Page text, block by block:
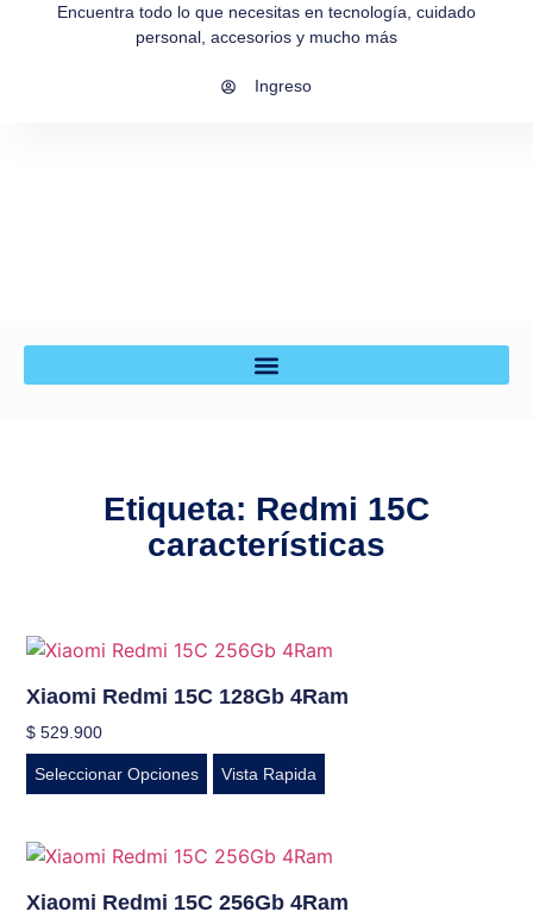
Encuentra todo lo que necesitas en tecnología, cuidado
personal, accesorios y mucho más
Ingreso
Etiqueta: Redmi 15C
características
Xiaomi Redmi 15C 128Gb 4Ram
$ 529.900
Seleccionar Opciones Vista Rapida
Xiaomi Redmi 15C 256Gb 4Ram